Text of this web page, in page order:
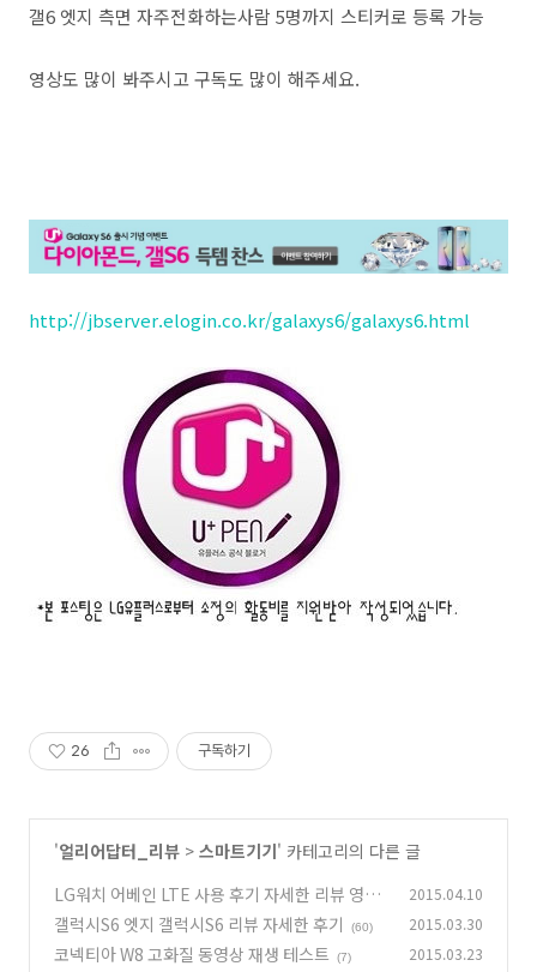
갤6 엣지 측면 자주전화하는사람 5명까지 스티커로 등록 가능
영상도 많이 봐주시고 구독도 많이 해주세요.
http://jbserver.elogin.co.kr/galaxys6/galaxys6.html
26 구독하기
'얼리어답터_리뷰 > 스마트기기' 카테고리의 다른 글
LG워치 어베인 LTE 사용 후기 자세한 리뷰 영상
(29)
2015.04.10
갤럭시S6 엣지 갤럭시S6 리뷰 자세한 후기 (60) 2015.03.30
코넥티아 W8 고화질 동영상 재생 테스트 (7) 2015.03.23